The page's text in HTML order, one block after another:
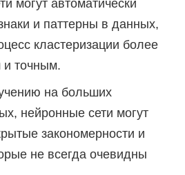
могут автоматически
и паттерны в данных,
кластеризации более
точным.
на больших
нейронные сети могут
закономерности и
не всегда очевидны